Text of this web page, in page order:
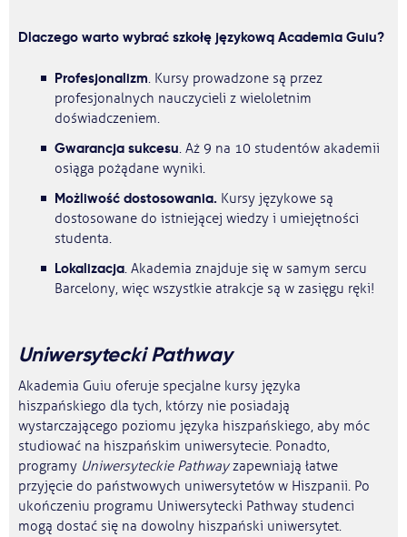
Dlaczego warto wybrać szkołę językową Academia Guiu?
Profesjonalizm. Kursy prowadzone są przez
profesjonalnych nauczycieli z wieloletnim
doświadczeniem.
Gwarancja sukcesu. Aż 9 na 10 studentów akademii
osiąga pożądane wyniki.
Możliwość dostosowania. Kursy językowe są
dostosowane do istniejącej wiedzy i umiejętności
studenta.
Lokalizacja. Akademia znajduje się w samym sercu
Barcelony, więc wszystkie atrakcje są w zasięgu ręki!
Uniwersytecki Pathway
Akademia Guiu oferuje specjalne kursy języka
hiszpańskiego dla tych, którzy nie posiadają
wystarczającego poziomu języka hiszpańskiego, aby móc
studiować na hiszpańskim uniwersytecie. Ponadto,
programy Uniwersyteckie Pathwayzapewniają łatwe
przyjęcie do państwowych uniwersytetów w Hiszpanii. Po
ukończeniu programu Uniwersytecki Pathway studenci
mogą dostać się na dowolny hiszpański uniwersytet.